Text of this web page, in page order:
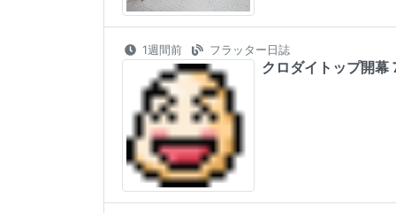
1週間前 フラッター日誌
クロダイトップ開幕